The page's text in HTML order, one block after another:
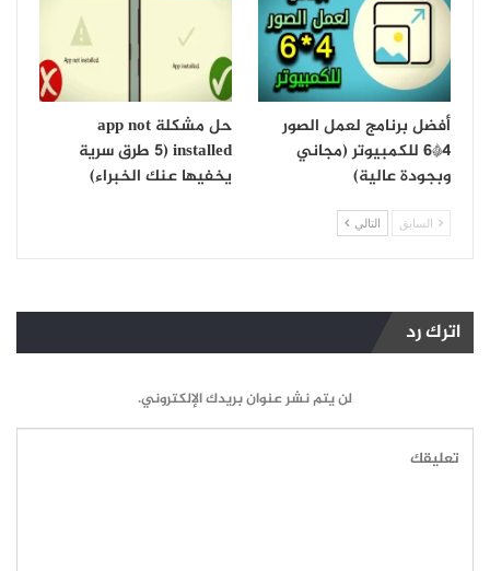
أفضل برنامج لعمل الصور
4*6 للكمبيوتر (مجاني
وبجودة عالية)
حل مشكلة app not
installed (5 طرق سرية
يخفيها عنك الخبراء)
السابق التالي
اترك رد
لن يتم نشر عنوان بريدك الإلكتروني.